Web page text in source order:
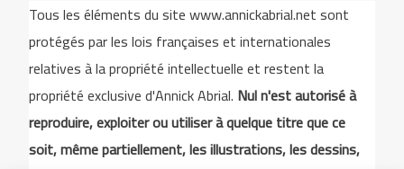
Tous les éléments du site www.annickabrial.net sont
protégés par les lois françaises et internationales
relatives à la propriété intellectuelle et restent la
propriété exclusive d'Annick Abrial. Nul n'est autorisé à
reproduire, exploiter ou utiliser à quelque titre que ce
soit, même partiellement, les illustrations, les dessins,